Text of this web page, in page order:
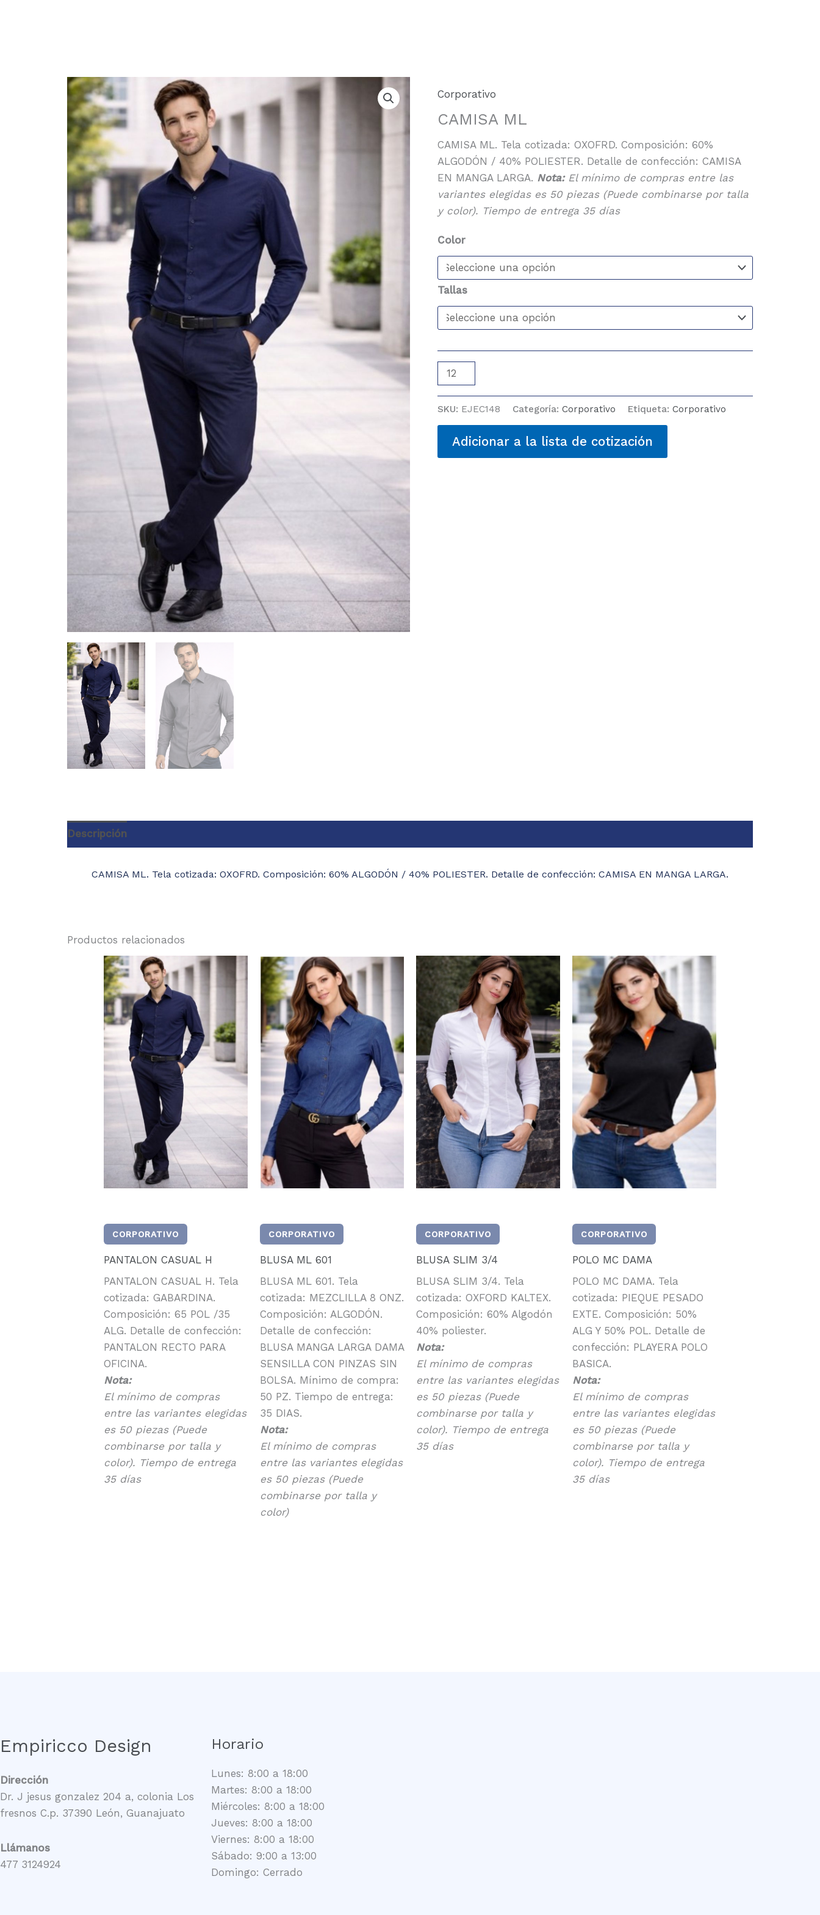
Corporativo
CAMISA ML
CAMISA ML. Tela cotizada: OXOFRD. Composición: 60%
ALGODÓN / 40% POLIESTER. Detalle de confección: CAMISA
EN MANGA LARGA. Nota: El mínimo de compras entre las
variantes elegidas es 50 piezas (Puede combinarse por talla
y color). Tiempo de entrega 35 días
Color
Tallas
CAMISA
ML
SKU: EJEC148 Categoría: Corporativo Etiqueta: Corporativo
Adicionar a la lista de cotización
Descripción
CAMISA ML. Tela cotizada: OXOFRD. Composición: 60% ALGODÓN / 40% POLIESTER. Detalle de confección: CAMISA EN MANGA LARGA.
Productos relacionados
CORPORATIVO
PANTALON CASUAL H
PANTALON CASUAL H. Tela
cotizada: GABARDINA.
Composición: 65 POL /35
ALG. Detalle de confección:
PANTALON RECTO PARA
OFICINA.
Nota:
El mínimo de compras
entre las variantes elegidas
es 50 piezas (Puede
combinarse por talla y
color). Tiempo de entrega
35 días
CORPORATIVO
BLUSA ML 601
BLUSA ML 601. Tela
cotizada: MEZCLILLA 8 ONZ.
Composición: ALGODÓN.
Detalle de confección:
BLUSA MANGA LARGA DAMA
SENSILLA CON PINZAS SIN
BOLSA. Mínimo de compra:
50 PZ. Tiempo de entrega:
35 DIAS.
Nota:
El mínimo de compras
entre las variantes elegidas
es 50 piezas (Puede
combinarse por talla y
color)
CORPORATIVO
BLUSA SLIM 3/4
BLUSA SLIM 3/4. Tela
cotizada: OXFORD KALTEX.
Composición: 60% Algodón
40% poliester.
Nota:
El mínimo de compras
entre las variantes elegidas
es 50 piezas (Puede
combinarse por talla y
color). Tiempo de entrega
35 días
CORPORATIVO
POLO MC DAMA
POLO MC DAMA. Tela
cotizada: PIEQUE PESADO
EXTE. Composición: 50%
ALG Y 50% POL. Detalle de
confección: PLAYERA POLO
BASICA.
Nota:
El mínimo de compras
entre las variantes elegidas
es 50 piezas (Puede
combinarse por talla y
color). Tiempo de entrega
35 días
Empiricco Design
Dirección
Dr. J jesus gonzalez 204 a, colonia Los
fresnos C.p. 37390 León, Guanajuato
Llámanos
477 3124924
Horario
Lunes: 8:00 a 18:00
Martes: 8:00 a 18:00
Miércoles: 8:00 a 18:00
Jueves: 8:00 a 18:00
Viernes: 8:00 a 18:00
Sábado: 9:00 a 13:00
Domingo: Cerrado